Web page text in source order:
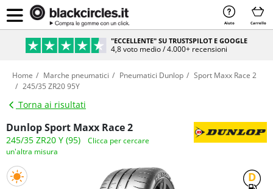
Aiuto Carrello
"ECCELLENTE" SU TRUSTSPILOT E GOOGLE
4,8 voto medio / 4.000+ recensioni
Home Marche pneumatici Pneumatici Dunlop
Sport Maxx Race 2
245/35 ZR20 95Y
Torna ai risultati
Dunlop Sport Maxx Race 2
245/35 ZR20 Y (95)
Clicca per cercare
un'altra misura
D